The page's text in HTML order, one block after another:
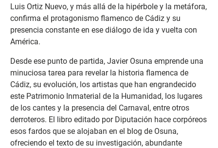
Luis Ortiz Nuevo, y más allá de la hipérbole y la metáfora,
confirma el protagonismo flamenco de Cádiz y su
presencia constante en ese diálogo de ida y vuelta con
América.
Desde ese punto de partida, Javier Osuna emprende una
minuciosa tarea para revelar la historia flamenca de
Cádiz, su evolución, los artistas que han engrandecido
este Patrimonio Inmaterial de la Humanidad, los lugares
de los cantes y la presencia del Carnaval, entre otros
derroteros. El libro editado por Diputación hace corpóreos
esos fardos que se alojaban en el blog de Osuna,
ofreciendo el texto de su investigación, abundante